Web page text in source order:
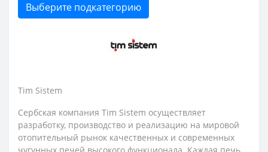
Выберите подкатегорию
Tim Sistem
Сербская компания Tim Sistem осуществляет
разработку, производство и реализацию на мировой
отопительный рынок качественных и современных